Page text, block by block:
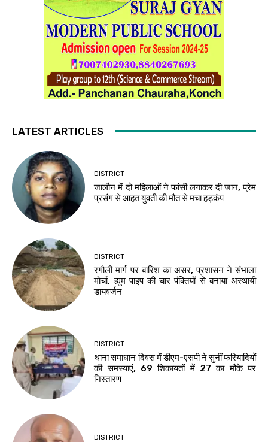
LATEST ARTICLES
DISTRICT
जालौन में दो महिलाओं ने फांसी लगाकर दी जान, प्रेम
प्रसंग से आहत युवती की मौत से मचा हड़कंप
DISTRICT
रगौली मार्ग पर बारिश का असर, प्रशासन ने संभाला
मोर्चा, ह्यूम पाइप की चार पंक्तियों से बनाया अस्थायी
डायवर्जन
DISTRICT
थाना समाधान दिवस में डीएम-एसपी ने सुनीं फरियादियों
की समस्याएं, 69 शिकायतों में 27 का मौके पर
निस्तारण
DISTRICT